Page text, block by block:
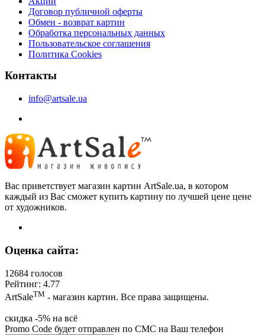
Договор публичной оферты
Обмен - возврат картин
Обработка персональных данных
Пользовательское соглашения
Политика Cookies
Контакты
info@artsale.ua
Вас приветствует магазин картин ArtSale.ua, в котором
каждый из Вас сможет купить картину по лучшей цене цене
от художников.
Оценка сайта:
12684 голосов
Рейтинг: 4.77
ArtSaleТМ - магазин картин. Все права защищены.
скидка -5% на всё
Promo Code будет отправлен по СМС на Ваш телефон